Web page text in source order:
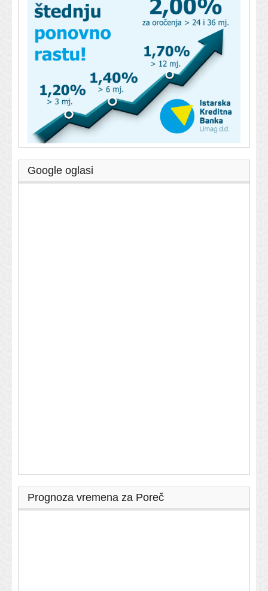
Google oglasi
Prognoza vremena za Poreč